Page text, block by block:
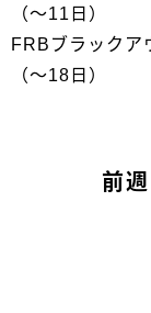
（～11日）
FRBブラックア
（～18日）
前